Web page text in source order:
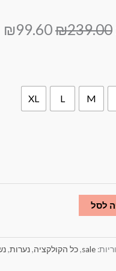
₪239.00
המחיר
₪239.00.
₪99.60
M
L
XL
לסל
sale
,כל הקולקציה,נערות,